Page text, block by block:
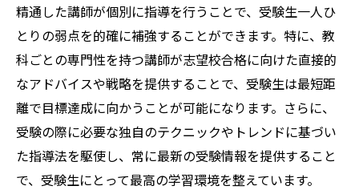
精通した講師が個別に指導を行うことで、受験生一人ひ
とりの弱点を的確に補強することができます。特に、教
科ごとの専門性を持つ講師が志望校合格に向けた直接的
なアドバイスや戦略を提供することで、受験生は最短距
離で目標達成に向かうことが可能になります。さらに、
受験の際に必要な独自のテクニックやトレンドに基づい
た指導法を駆使し、常に最新の受験情報を提供すること
で、受験生にとって最高の学習環境を整えています。